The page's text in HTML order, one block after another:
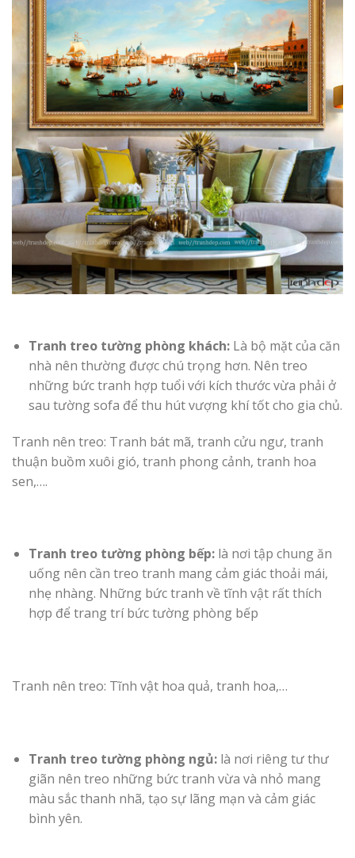
Tranh treo tường phòng khách:Là bộ mặt của căn
nhà nên thường được chú trọng hơn. Nên treo
những bức tranh hợp tuổi với kích thước vừa phải ở
sau tường sofa để thu hút vượng khí tốt cho gia chủ.
Tranh nên treo: Tranh bát mã, tranh cửu ngư, tranh
thuận buồm xuôi gió, tranh phong cảnh, tranh hoa
sen,….
Tranh treo tường phòng bếp:là nơi tập chung ăn
uống nên cần treo tranh mang cảm giác thoải mái,
nhẹ nhàng. Những bức tranh về tĩnh vật rất thích
hợp để trang trí bức tường phòng bếp
Tranh nên treo: Tĩnh vật hoa quả, tranh hoa,…
Tranh treo tường phòng ngủ:là nơi riêng tư thư
giãn nên treo những bức tranh vừa và nhỏ mang
màu sắc thanh nhã, tạo sự lãng mạn và cảm giác
bình yên.